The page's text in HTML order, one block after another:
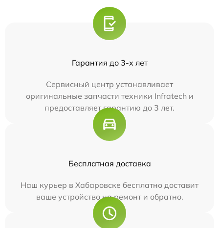
Гарантия до 3-х лет
Сервисный центр устанавливает
оригинальные запчасти техники Infratech и
предоставляет гарантию до 3 лет.
Бесплатная доставка
Наш курьер в Хабаровске бесплатно доставит
ваше устройство на ремонт и обратно.